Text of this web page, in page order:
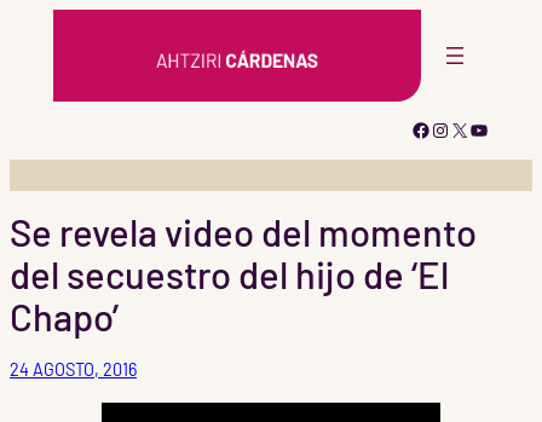
Facebook
Instagram
X YouTube
Se revela video del momento
del secuestro del hijo de ‘El
Chapo’
24 AGOSTO, 2016